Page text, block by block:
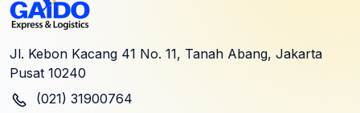
Jl. Kebon Kacang 41 No. 11, Tanah Abang, Jakarta
Pusat 10240
(021) 31900764